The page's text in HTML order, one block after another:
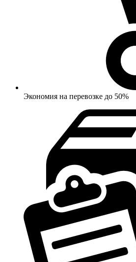
Экономия на перевозке до 50%